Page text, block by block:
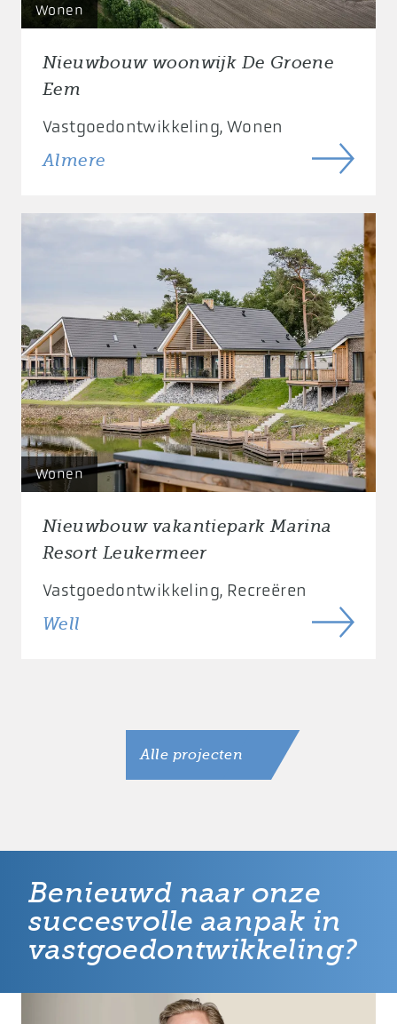
Wonen
Nieuwbouw woonwijk De Groene
Eem
Vastgoedontwikkeling Wonen
Almere
Wonen
Nieuwbouw vakantiepark Marina
Resort Leukermeer
Vastgoedontwikkeling Recreëren
Well
Alle projecten
Benieuwd naar onze
succesvolle aanpak in
vastgoedontwikkeling?